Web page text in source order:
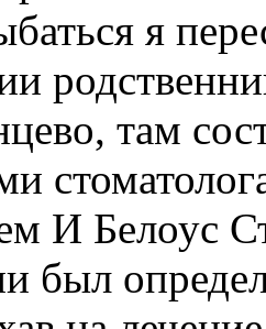
я
там
И Белоус
был